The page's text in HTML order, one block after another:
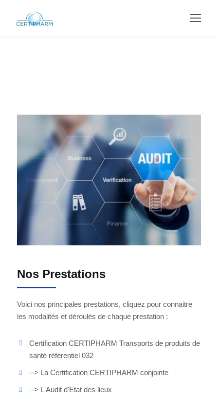
Nos Prestations
Voici nos principales prestations, cliquez pour connaitre
les modalités et déroulés de chaque prestation :
Certification CERTIPHARM Transports de produits de
santé référentiel 032
--> La Certification CERTIPHARM conjointe
--> L'Audit d'Etat des lieux